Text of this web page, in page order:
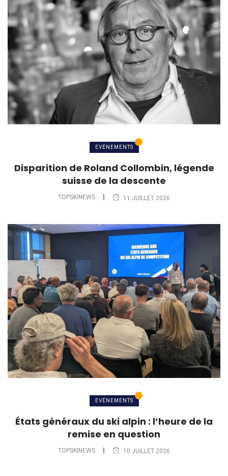
EVÉNEMENTS
Disparition de Roland Collombin, légende
suisse de la descente
TOPSKINEWS 11 JUILLET 2026
EVÉNEMENTS
États généraux du ski alpin : l’heure de la
remise en question
TOPSKINEWS 10 JUILLET 2026